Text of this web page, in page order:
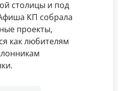
столицы и под
КП собрала
проекты,
как любителям